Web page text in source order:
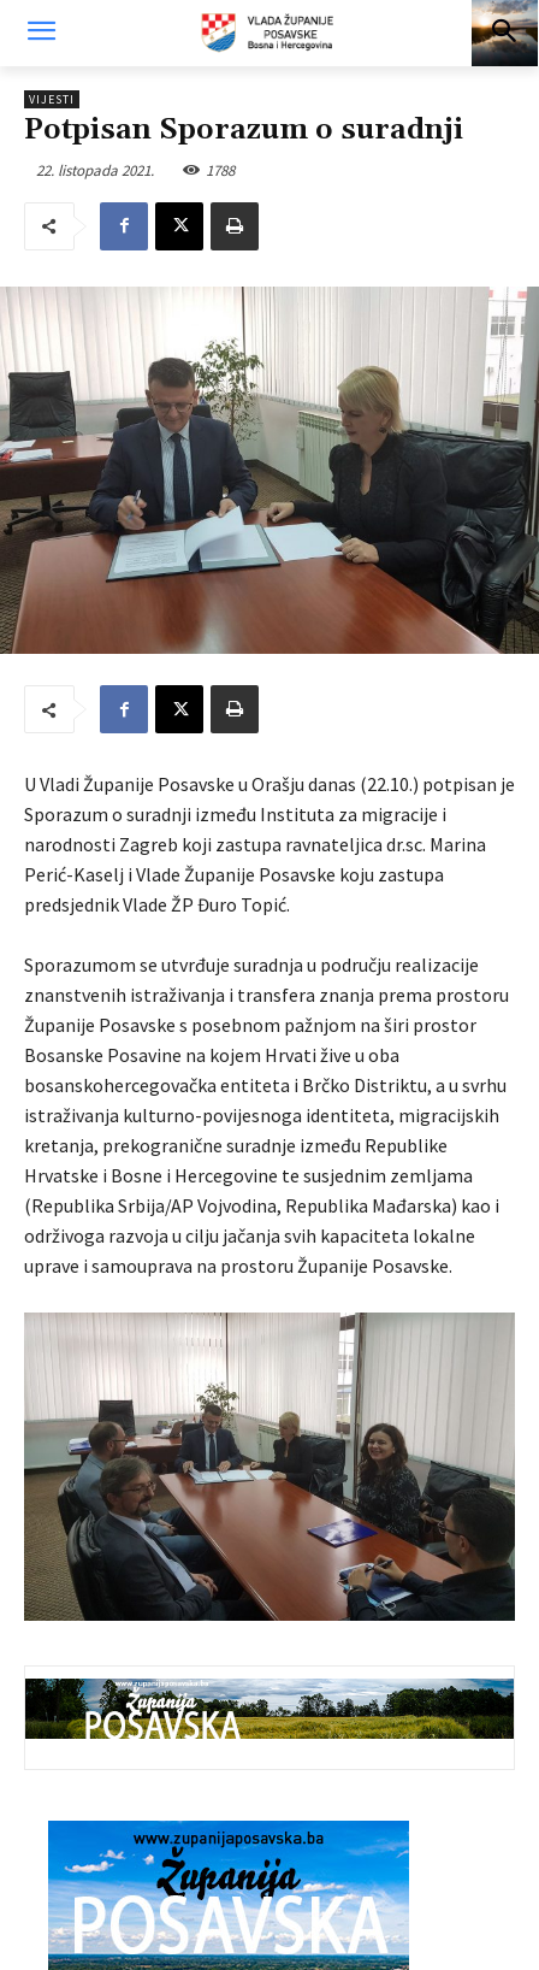
VIJESTI
Potpisan Sporazum o suradnji
22. listopada 2021. 1788
U Vladi Županije Posavske u Orašju danas (22.10.) potpisan je
Sporazum o suradnji između Instituta za migracije i
narodnosti Zagreb koji zastupa ravnateljica dr.sc. Marina
Perić-Kaselj i Vlade Županije Posavske koju zastupa
predsjednik Vlade ŽP Đuro Topić.
Sporazumom se utvrđuje suradnja u području realizacije
znanstvenih istraživanja i transfera znanja prema prostoru
Županije Posavske s posebnom pažnjom na širi prostor
Bosanske Posavine na kojem Hrvati žive u oba
bosanskohercegovačka entiteta i Brčko Distriktu, a u svrhu
istraživanja kulturno-povijesnoga identiteta, migracijskih
kretanja, prekogranične suradnje između Republike
Hrvatske i Bosne i Hercegovine te susjednim zemljama
(Republika Srbija/AP Vojvodina, Republika Mađarska) kao i
održivoga razvoja u cilju jačanja svih kapaciteta lokalne
uprave i samouprava na prostoru Županije Posavske.